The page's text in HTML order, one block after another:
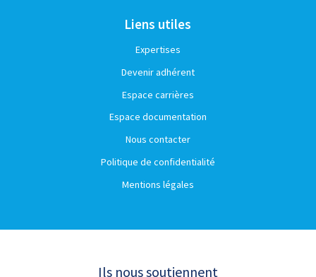
Liens utiles
Expertises
Devenir adhérent
Espace carrières
Espace documentation
Nous contacter
Politique de confidentialité
Mentions légales
Ils nous soutiennent